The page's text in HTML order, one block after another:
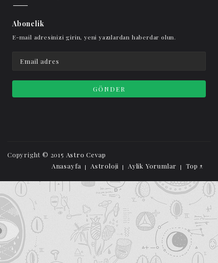
Abonelik
E-mail adresinizi girin, yeni yazılardan haberdar olun.
Copyright © 2015 Astro Cevap
Anasayfa
Astroloji Aylik Yorumlar Top ↑